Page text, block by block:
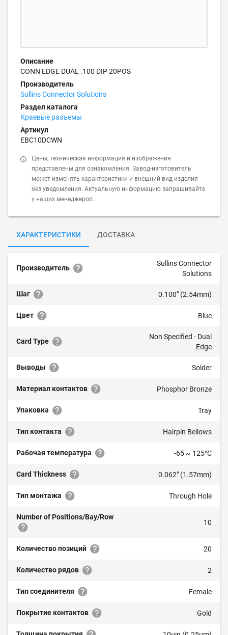
Описание
CONN EDGE DUAL .100 DIP 20POS
Производитель
Sullins Connector Solutions
Раздел каталога
Краевые разъемы
Артикул
EBC10DCWN
Цены, техническая информация и изображения
представлены для ознакомления. Завод-изготовитель
может изменять характеристики и внешний вид изделия
без уведомления. Актуальную информацию запрашивайте
у наших менеджеров.
ХАРАКТЕРИСТИКИ ДОСТАВКА
Производитель
Sullins Connector
Solutions
Шаг 0.100" (2.54mm)
Цвет Blue
Card Type
Non Specified - Dual
Edge
Выводы Solder
Материал контактов Phosphor Bronze
Упаковка Tray
Тип контакта Hairpin Bellows
Рабочая температура -65 ~ 125°C
Card Thickness 0.062" (1.57mm)
Тип монтажа Through Hole
Number of Positions/Bay/Row
10
Количество позиций 20
Количество рядов 2
Тип соединителя Female
Покрытие контактов Gold